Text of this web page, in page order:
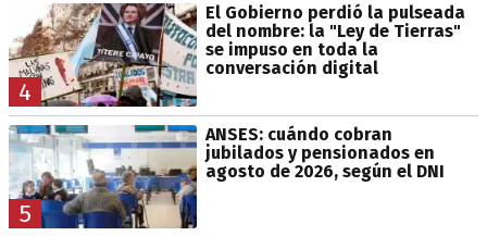
4
El Gobierno perdió la pulseada
del nombre: la "Ley de Tierras"
se impuso en toda la
conversación digital
5
ANSES: cuándo cobran
jubilados y pensionados en
agosto de 2026, según el DNI